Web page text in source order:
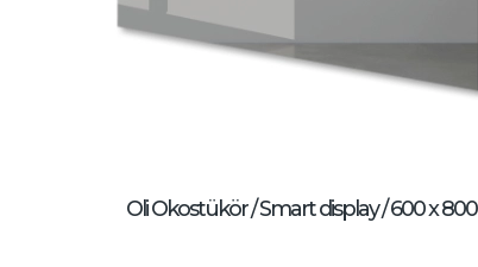
Oli Okostükör / Smart display / 600 x